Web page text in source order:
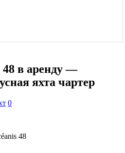
48 в аренду —
яхта чартер
0
48